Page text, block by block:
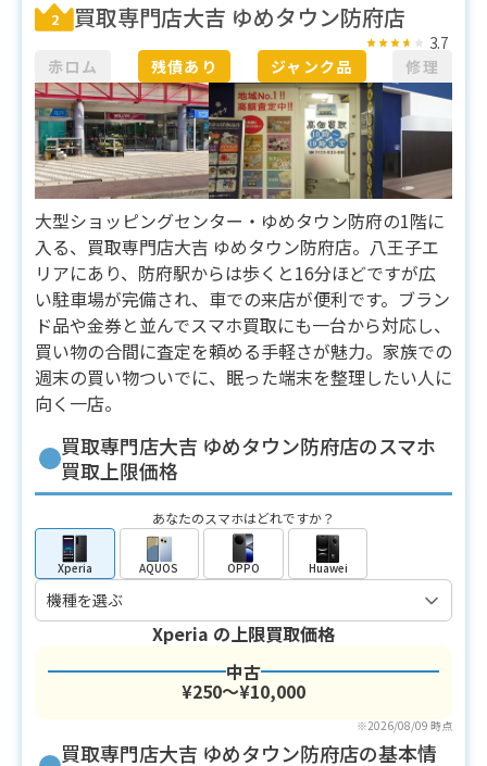
2 買取専門店大吉 ゆめタウン防府店
赤ロム 残債あり ジャンク品 修理
3.7
大型ショッピングセンター・ゆめタウン防府の1階に
入る、買取専門店大吉 ゆめタウン防府店。八王子エ
リアにあり、防府駅からは歩くと16分ほどですが広
い駐車場が完備され、車での来店が便利です。ブラン
ド品や金券と並んでスマホ買取にも一台から対応し、
買い物の合間に査定を頼める手軽さが魅力。家族での
週末の買い物ついでに、眠った端末を整理したい人に
向く一店。
買取専門店大吉 ゆめタウン防府店のスマホ
買取上限価格
あなたのスマホはどれですか？
Xperia AQUOS OPPO Huawei
Xperia の上限買取価格
中古
¥250〜¥10,000
※2026/08/09 時点
買取専門店大吉 ゆめタウン防府店の基本情